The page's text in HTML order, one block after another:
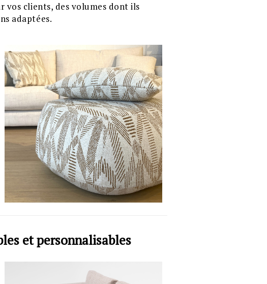
vos clients, des volumes dont ils
adaptées.
et personnalisables